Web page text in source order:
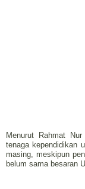
Menurut Rahmat
tenaga kependidikan
masing, meskipun
belum sama besaran